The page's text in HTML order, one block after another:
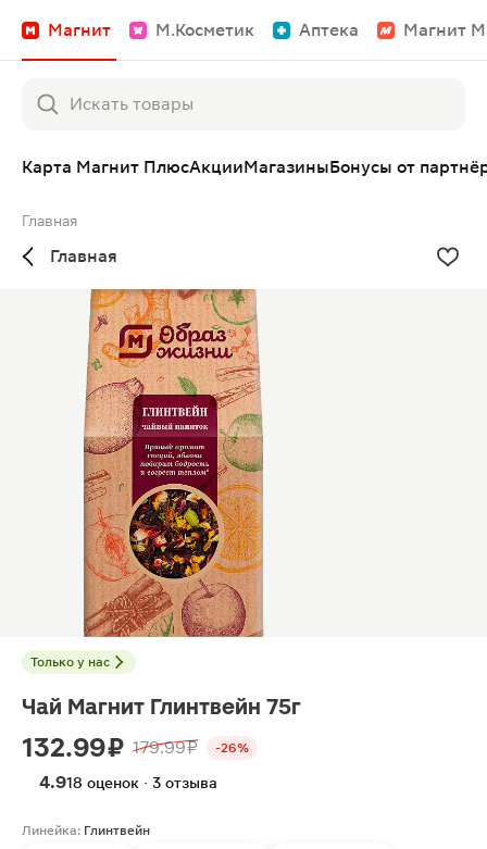
Магнит М.Косметик Аптека Магнит
Карта Магнит ПлюсАкцииМагазиныБонусы от
Главная
Главная
Только у нас
Чай Магнит Глинтвейн 75г
132.99 ₽ 179.99 ₽ -26%
4.918 оценок · 3 отзыва
Линейка: Глинтвейн